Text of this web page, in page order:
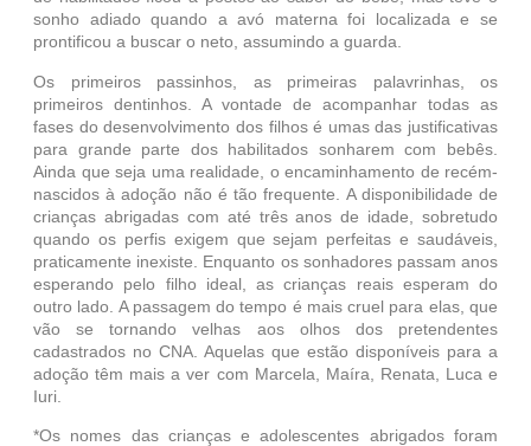
sonho adiado quando a avó materna foi localizada e se
prontificou a buscar o neto, assumindo a guarda.
Os primeiros passinhos, as primeiras palavrinhas, os
primeiros dentinhos. A vontade de acompanhar todas as
fases do desenvolvimento dos filhos é umas das justificativas
para grande parte dos habilitados sonharem com bebês.
Ainda que seja uma realidade, o encaminhamento de recém-
nascidos à adoção não é tão frequente. A disponibilidade de
crianças abrigadas com até três anos de idade, sobretudo
quando os perfis exigem que sejam perfeitas e saudáveis,
praticamente inexiste. Enquanto os sonhadores passam anos
esperando pelo filho ideal, as crianças reais esperam do
outro lado. A passagem do tempo é mais cruel para elas, que
vão se tornando velhas aos olhos dos pretendentes
cadastrados no CNA. Aquelas que estão disponíveis para a
adoção têm mais a ver com Marcela, Maíra, Renata, Luca e
Iuri.
*Os nomes das crianças e adolescentes abrigados foram